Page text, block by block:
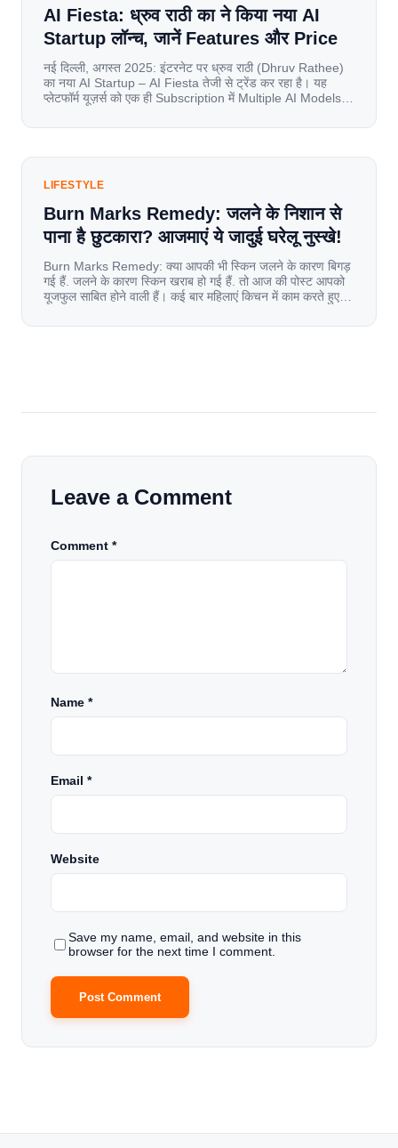
AI Fiesta: ध्रुव राठी का ने किया नया AI
Startup लॉन्च, जानें Features और Price
नई दिल्ली, अगस्त 2025: इंटरनेट पर ध्रुव राठी (Dhruv Rathee)
का नया AI Startup – AI Fiesta तेजी से ट्रेंड कर रहा है। यह
प्लेटफॉर्म यूज़र्स को एक ही Subscription में Multiple AI Models
यूज़र्स का जबरदस्त रिस्पॉन्स लॉन्च के तुरंत […]
LIFESTYLE
Burn Marks Remedy: जलने के निशान से
पाना है छुटकारा? आजमाएं ये जादुई घरेलू नुस्खे!
Burn Marks Remedy: क्या आपकी भी स्किन जलने के कारण बिगड़
गई हैं. जलने के कारण स्किन खराब हो गई हैं. तो आज की पोस्ट आपको
यूजफुल साबित होने वाली हैं। कई बार महिलाएं किचन में काम करते हुए
[…]
Leave a Comment
Comment *
Name *
Email *
Website
Save my name, email, and website in this
browser for the next time I comment.